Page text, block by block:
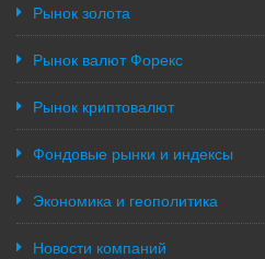
Рынок золота
Рынок валют Форекс
Рынок криптовалют
Фондовые рынки и индексы
Экономика и геополитика
Новости компаний